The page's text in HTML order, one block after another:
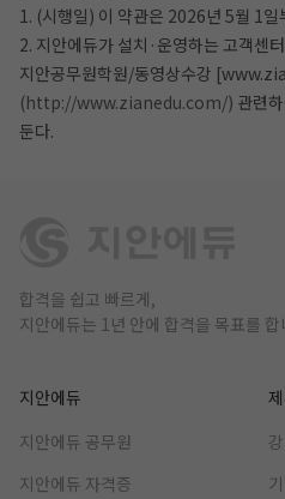
1. (시행일) 이 약관은 2026년 5월 1일
2. 지안에듀가 설치·운영하는 고객센
지안공무원학원/동영상수강
(http://www.zianedu.com/) 관련
둔다.
합격을 쉽고 빠르게,
지안에듀는 1년 안에 합격을 목표를 합
지안에듀
지안에듀 공무원
지안에듀 자격증